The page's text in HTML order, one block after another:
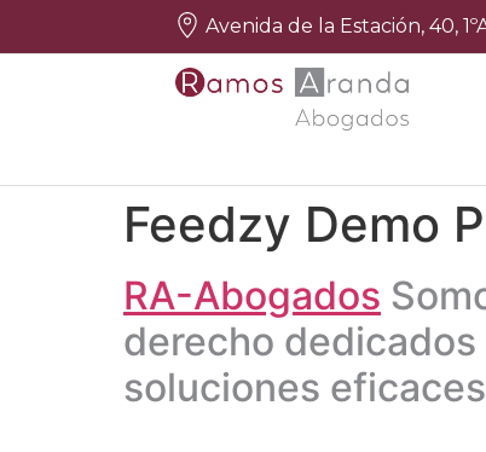
Avenida de la Estación, 40,
Feedzy Demo
RA-Abogados
derecho
soluciones